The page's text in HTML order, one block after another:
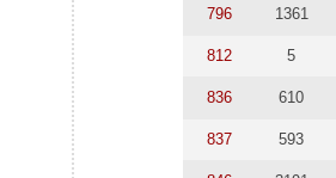
796 1361
812 5
836 610
837 593